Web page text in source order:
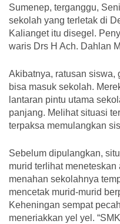
Sumenep, terganggu,
sekolah yang terletak di
Kalianget itu disegel.
waris Drs H Ach. Dahlan
Akibatnya, ratusan siswa,
bisa masuk sekolah.
lantaran pintu utama
panjang. Melihat situasi
terpaksa memulangkan
Sebelum dipulangkan,
murid terlihat
menahan sekolahnya
mencetak murid-murid
Keheningan sempat
meneriakkan yel yel.